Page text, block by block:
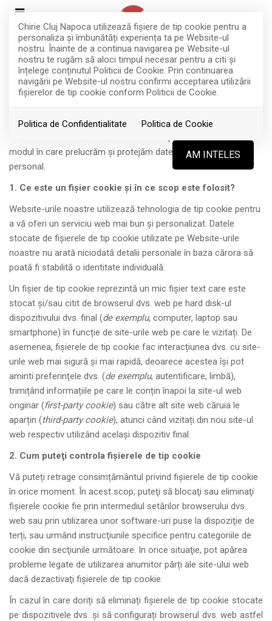
Chirie Cluj Napoca utilizează fişiere de tip cookie pentru a
personaliza și îmbunătăți experiența ta pe Website-ul
nostru. Înainte de a continua navigarea pe Website-ul
nostru te rugăm să aloci timpul necesar pentru a citi și
înțelege conținutul Politicii de Cookie. Prin continuarea
navigării pe Website-ul nostru confirmi acceptarea utilizării
fişierelor de tip cookie conform Politicii de Cookie.
Politica de Confidentialitate Politica de Cookie
AM INTELES
POLITICĂ PRIVIND FIȘIERELE DE TIP
COOKIE
Chirie Cluj Napocaîn calitate de operator de date vă
modul în care prelucrăm și protejăm datele cu caracter
personal.
1. Ce este un fişier cookie şi în ce scop este folosit?
Website-urile noastre utilizează tehnologia de tip cookie pentru
a vă oferi un serviciu web mai bun și personalizat. Datele
stocate de fișierele de tip cookie utilizate pe Website-urile
noastre nu arată niciodată detalii personale în baza cărora să
poată fi stabilită o identitate individuală.
Un fișier de tip cookie reprezintă un mic fișier text care este
stocat și/sau citit de browserul dvs. web pe hard disk-ul
dispozitivului dvs. final (de exemplu, computer, laptop sau
smartphone) în funcție de site-urile web pe care le vizitați. De
asemenea, fișierele de tip cookie fac interacțiunea dvs. cu site-
urile web mai sigură și mai rapidă, deoarece acestea își pot
aminti preferințele dvs. (de exemplu, autentificare, limbă),
trimițând informațiile pe care le conțin înapoi la site-ul web
originar (first-party cookie) sau către alt site web căruia le
aparțin (third-party cookie), atunci când vizitați din nou site-ul
web respectiv utilizând același dispozitiv final.
2. Cum puteţi controla fişierele de tip cookie
Vă puteți retrage consimțământul privind fișierele de tip cookie
în orice moment. În acest scop, puteţi să blocaţi sau eliminaţi
fişierele cookie fie prin intermediul setărilor browserului dvs.
web sau prin utilizarea unor software-uri puse la dispoziţie de
terți, sau urmând instrucţiunile specifice pentru categoriile de
cookie din secţiunile următoare. In orice situaţie, pot apărea
probleme legate de utilizarea anumitor părți ale site-ului web
dacă dezactivaţi fişierele de tip cookie.
În cazul în care doriți să eliminați fișierele de tip cookie stocate
pe dispozitivele dvs. și să configurați browserul dvs. web astfel